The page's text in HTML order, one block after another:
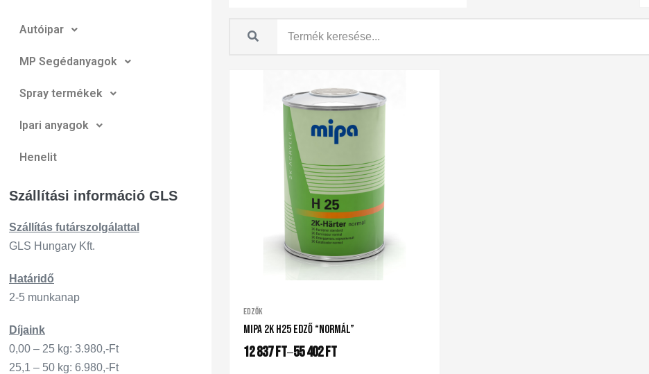
Autóipar
MP Segédanyagok
Spray termékek
Ipari anyagok
Henelit
Szállítási információ GLS
Szállítás futárszo lgálattal
GLS Hungary Kft.
Határidő
2-5 munkanap
Díjaink
0,00 – 25 kg: 3.980,-Ft
25,1 – 50 kg: 6.980,-Ft
Edzők
Mipa 2K H25 Edző “normál”
12 837Ft–55 402Ft